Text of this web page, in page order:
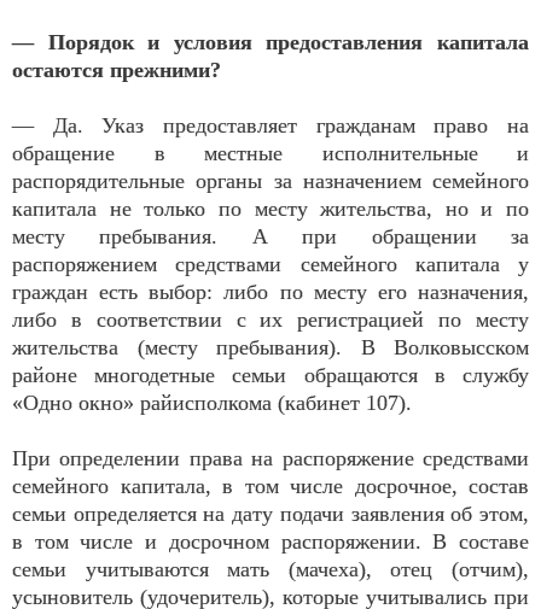
— Порядок и условия предоставления капитала
остаются прежними?
— Да. Указ предоставляет гражданам право на
обращение в местные исполнительные и
распорядительные органы за назначением семейного
капитала не только по месту жительства, но и по
месту пребывания. А при обращении за
распоряжением средствами семейного капитала у
граждан есть выбор: либо по месту его назначения,
либо в соответствии с их регистрацией по месту
жительства (месту пребывания). В Волковысском
районе многодетные семьи обращаются в службу
«Одно окно» райисполкома (кабинет 107).
При определении права на распоряжение средствами
семейного капитала, в том числе досрочное, состав
семьи определяется на дату подачи заявления об этом,
в том числе и досрочном распоряжении. В составе
семьи учитываются мать (мачеха), отец (отчим),
усыновитель (удочеритель), которые учитывались при